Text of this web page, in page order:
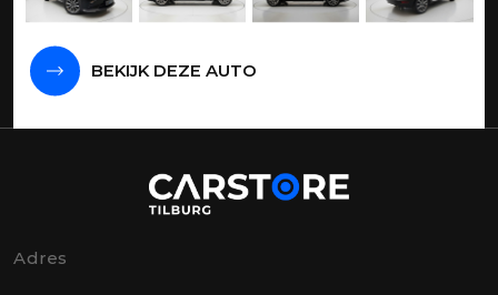
BEKIJK DEZE AUTO
Adres